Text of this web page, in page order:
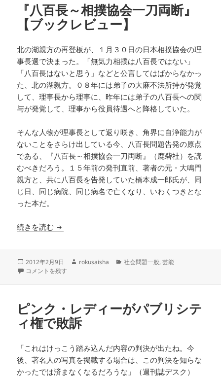
『八百長～相撲協会一刀両断』
【ブックレビュー】
北の湖親方の再登板が、１月３０日の日本相撲協会の理
事長選で決まった。「無気力相撲は八百長ではない」
「八百長はないと思う」などと公言してはばからなかっ
た、北の湖親方。０８年には弟子の大麻不法所持が発覚
して、理事長から理事に、昨年には弟子の八百長への関
与が発覚して、理事から役員待遇へと降格していた。
そんな人物が理事長として返り咲き、角界に自浄能力が
ないことをさらけ出している今、八百長問題告発の原点
である、『八百長～相撲協会一刀両断』（鹿砦社）を読
むべきだろう。１５年前の発刊直前、著者の元・大鳴門
親方と、共に八百長を告発していた橋本成一郎氏が、同
じ日、同じ病院、同じ病名で亡くなり、いわくつきとな
った本だ。
続きを読む 『八百長～相撲協会一刀両断』【ブックレビュー
投
稿
2012年2月9日
作
rokusaisha
カ
社会問題一般,芸能
『八百長～相撲協会一刀両断』【ブックレビュー】 に
コメントを残す
ピンク・レディーがパブリシテ
ィ権で敗訴
「これはけっこう踏み込んだ内容の判決が出たね。今
後、著名人の写真を掲載する場合は、この判決を知らな
かったでは済まなくなるだろうな」（週刊誌デスク）